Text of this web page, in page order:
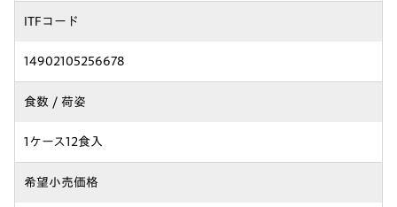
ITFコード
14902105256678
食数 / 荷姿
1ケース12食入
希望小売価格